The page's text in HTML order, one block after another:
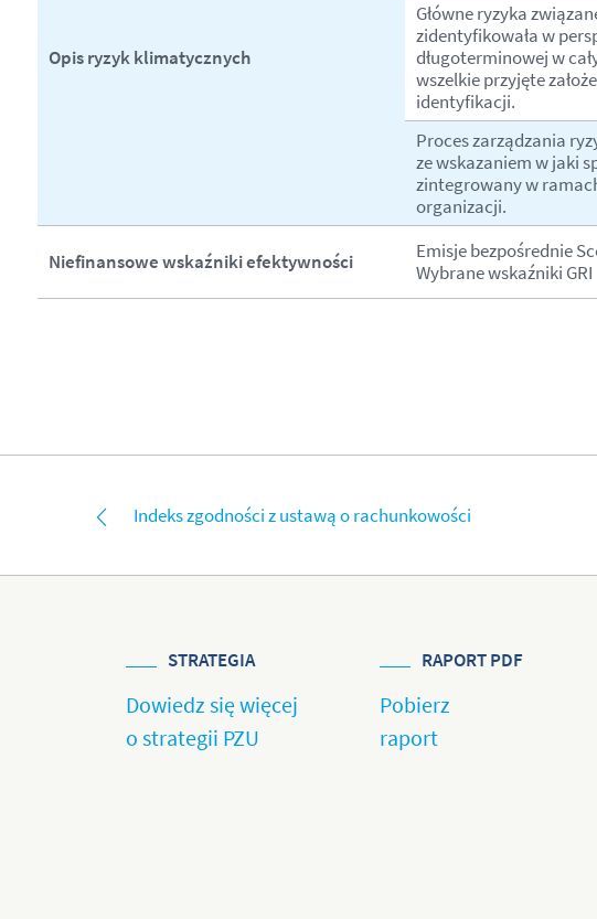
Opis ryzyk klimatycznych
Główne ryzyka
zidentyfikowała w
długoterminowej w
wszelkie przyjęte
identyfikacji.
Proces zarządzania
ze wskazaniem w jaki
zintegrowany w
organizacji.
Niefinansowe wskaźniki efektywności
Emisje bezpośrednie
Wybrane wskaźniki GRI
Indeks zgodności z ustawą o rachunkowości
STRATEGIA
Dowiedz się więcej
o strategii PZU
RAPORT PDF
Pobierz
raport